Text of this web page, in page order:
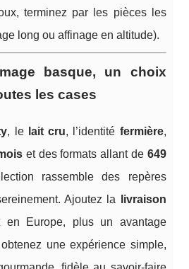
terminez par les pièces les
long ou affinage en altitude).
basque, un choix
les cases
, le lait cru, l’identité fermière,
et des formats allant de 649
rassemble des repères
Ajoutez la
livraison
en Europe, plus un avantage
une expérience simple,